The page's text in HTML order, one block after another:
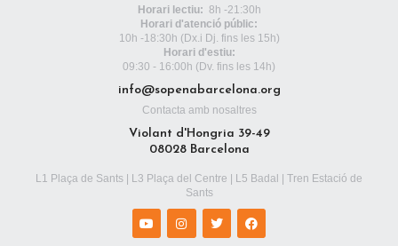
Horari lectiu: 8h -21:30h
Horari d'atenció públic:
10h -18:30h (Dx.i Dj. fins les 15h)
Horari d'estiu:
09:30 - 16:00h (Dv. fins les 14h)
info@sopenabarcelona.org
Contacta amb nosaltres
Violant d'Hongria 39-49
08028 Barcelona
L1 Plaça de Sants | L3 Plaça del Centre | L5 Badal | Tren Estació de
Sants